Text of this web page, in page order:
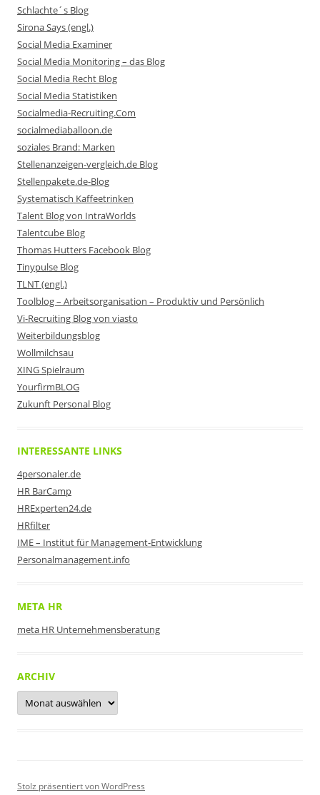
Schlachte´s Blog
Sirona Says (engl.)
Social Media Examiner
Social Media Monitoring – das Blog
Social Media Recht Blog
Social Media Statistiken
Socialmedia-Recruiting.Com
socialmediaballoon.de
soziales Brand: Marken
Stellenanzeigen-vergleich.de Blog
Stellenpakete.de-Blog
Systematisch Kaffeetrinken
Talent Blog von IntraWorlds
Talentcube Blog
Thomas Hutters Facebook Blog
Tinypulse Blog
TLNT (engl.)
Toolblog – Arbeitsorganisation – Produktiv und Persönlich
Vi-Recruiting Blog von viasto
Weiterbildungsblog
Wollmilchsau
XING Spielraum
YourfirmBLOG
Zukunft Personal Blog
INTERESSANTE LINKS
4personaler.de
HR BarCamp
HRExperten24.de
HRfilter
IME – Institut für Management-Entwicklung
Personalmanagement.info
META HR
meta HR Unternehmensberatung
ARCHIV
Archiv
Stolz präsentiert von WordPress